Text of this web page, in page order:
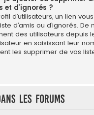
et d’ignorés ?
d’utilisateurs, un lien
d’amis ou d’ignorés. De
des utilisateurs depuis
en saisissant leur
les supprimer de vos
les forums